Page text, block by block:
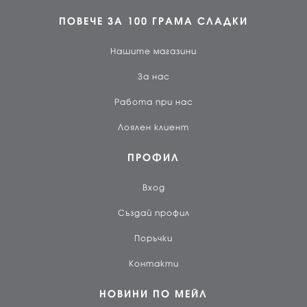
ПОВЕЧЕ ЗА 100 ГРАМА СЛАДКИ
Нашите магазини
За нас
Работа при нас
Лоялен клиент
ПРОФИЛ
Вход
Създай профил
Поръчки
Контакти
НОВИНИ ПО МЕЙЛ